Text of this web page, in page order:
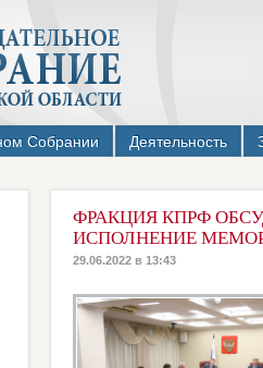
Собрании Деятельность
ФРАКЦИЯ КПРФ
ИСПОЛНЕНИЕ
29.06.2022 в 13:43